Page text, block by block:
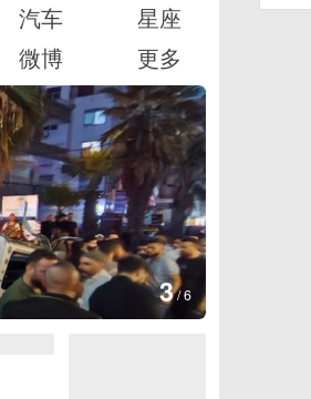
汽车
星座
微博 更多
4/6